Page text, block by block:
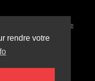
rendre votre
Politique
Sitemap